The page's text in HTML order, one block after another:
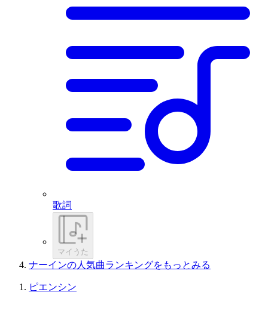
歌詞
マイうた
ナーインの人気曲ランキングをもっとみる
ピエンシン